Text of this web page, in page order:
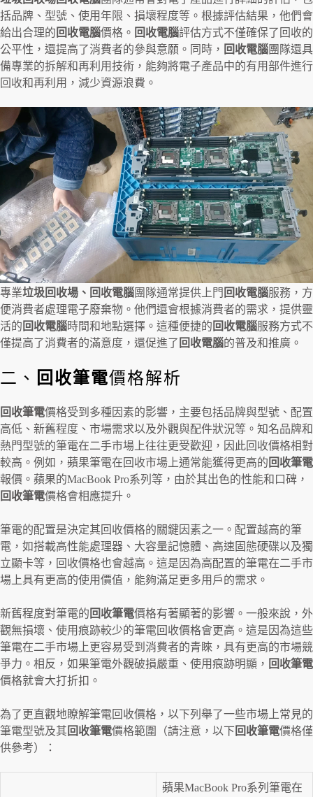
括品牌、型號、使用年限、損壞程度等。根據評估結果，他們會
給出合理的 回收電腦價格。 回收電腦評估方式不僅確保了回收的
公平性，還提高了消費者的參與意願。同時， 回收電腦團隊還具
備專業的拆解和再利用技術，能夠將電子產品中的有用部件進行
回收和再利用，減少資源浪費。
專業垃圾回收場、回收電腦團隊通常提供上門 回收電腦服務，方
便消費者處理電子廢棄物。他們還會根據消費者的需求，提供靈
活的 回收電腦時間和地點選擇。這種便捷的 回收電腦服務方式不
僅提高了消費者的滿意度，還促進了 回收電腦的普及和推廣。
二、 回收筆電價格解析
回收筆電價格受到多種因素的影響，主要包括品牌與型號、配置
高低、新舊程度、市場需求以及外觀與配件狀況等。知名品牌和
熱門型號的筆電在二手市場上往往更受歡迎，因此回收價格相對
較高。例如，蘋果筆電在回收市場上通常能獲得更高的 回收筆電
報價。蘋果的MacBook Pro系列等，由於其出色的性能和口碑，
回收筆電價格會相應提升。
筆電的配置是決定其回收價格的關鍵因素之一。配置越高的筆
電，如搭載高性能處理器、大容量記憶體、高速固態硬碟以及獨
立顯卡等，回收價格也會越高。這是因為高配置的筆電在二手市
場上具有更高的使用價值，能夠滿足更多用戶的需求。
新舊程度對筆電的 回收筆電價格有著顯著的影響。一般來說，外
觀無損壞、使用痕跡較少的筆電回收價格會更高。這是因為這些
筆電在二手市場上更容易受到消費者的青睞，具有更高的市場競
爭力。相反，如果筆電外觀破損嚴重、使用痕跡明顯， 回收筆電
價格就會大打折扣。
為了更直觀地瞭解筆電回收價格，以下列舉了一些市場上常見的
筆電型號及其 回收筆電價格範圍（請注意，以下 回收筆電價格僅
供參考）：
蘋果MacBook Pro系列筆電在